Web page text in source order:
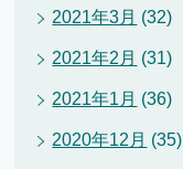
2021年3月 (32)
2021年2月 (31)
2021年1月 (36)
2020年12月 (35)